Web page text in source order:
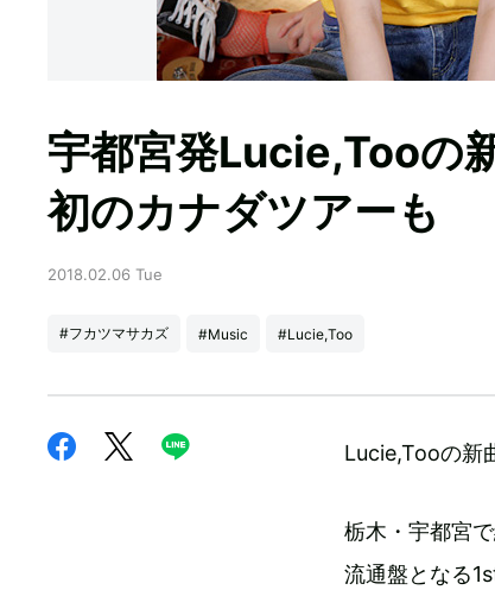
宇都宮発Lucie,Tooの
初のカナダツアーも
2018.02.06 Tue
#フカツマサカズ #Music #Lucie,Too
Lucie,Tooの新
栃木・宇都宮
流通盤となる